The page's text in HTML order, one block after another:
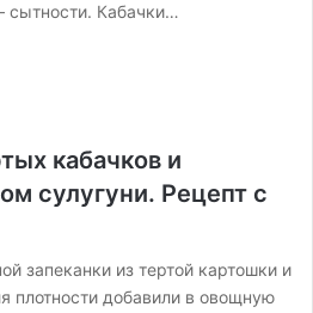
сытности. Кабачки…
кабачков и
сулугуни. Рецепт с
запеканки из тертой картошки и
плотности добавили в овощную